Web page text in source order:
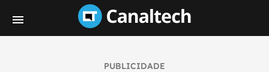
PUBLICIDADE